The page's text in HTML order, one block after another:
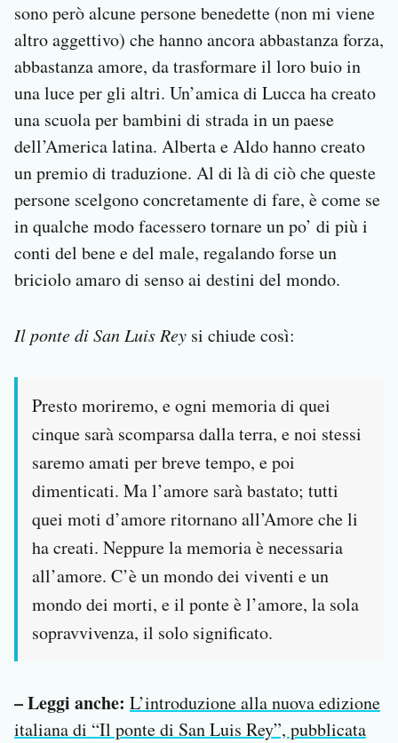
sono però alcune persone benedette (non mi viene
altro aggettivo) che hanno ancora abbastanza forza,
abbastanza amore, da trasformare il loro buio in
una luce per gli altri. Un’amica di Lucca ha creato
una scuola per bambini di strada in un paese
dell’America latina. Alberta e Aldo hanno creato
un premio di traduzione. Al di là di ciò che queste
persone scelgono concretamente di fare, è come se
in qualche modo facessero tornare un po’ di più i
conti del bene e del male, regalando forse un
briciolo amaro di senso ai destini del mondo.
Il ponte di San Luis Rey si chiude così:
Presto moriremo, e ogni memoria di quei
cinque sarà scomparsa dalla terra, e noi stessi
saremo amati per breve tempo, e poi
dimenticati. Ma l’amore sarà bastato; tutti
quei moti d’amore ritornano all’Amore che li
ha creati. Neppure la memoria è necessaria
all’amore. C’è un mondo dei viventi e un
mondo dei morti, e il ponte è l’amore, la sola
sopravvivenza, il solo significato.
– Leggi anche: L’introduzione alla nuova edizione
italiana di “Il ponte di San Luis Rey”, pubblicata